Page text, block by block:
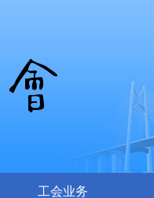
工会业务